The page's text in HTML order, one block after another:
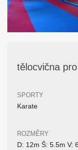
tělocvična
SPORTY
Karate
ROZMĚRY
D: 12m Š: 5.5m V: